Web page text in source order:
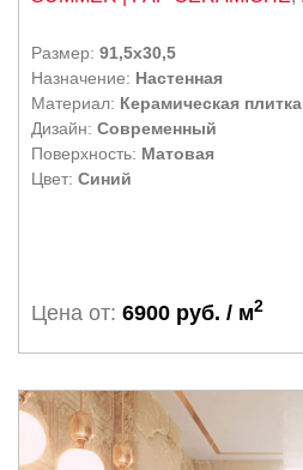
Размер: 91,5x30,5
Назначение: Настенная
Материал: Керамическая плитка
Дизайн: Современный
Поверхность: Матовая
Цвет: Синий
Цена от: 6900 руб. / м2